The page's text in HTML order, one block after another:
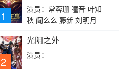
1
演员：常蓉珊 瞳音 叶知
秋 阎么么 藤新 刘明月
2
光阴之外
演员：